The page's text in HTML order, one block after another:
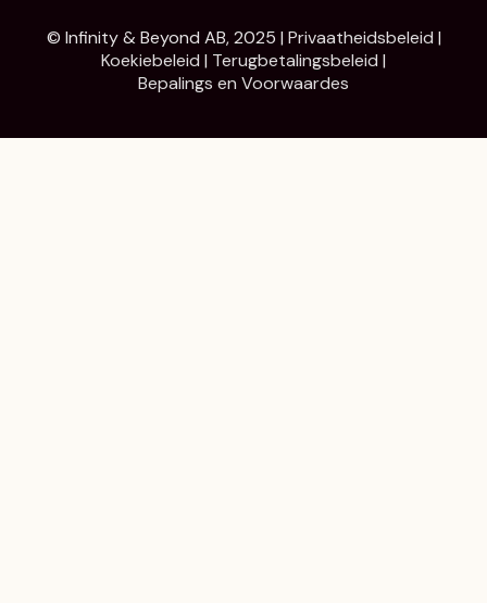
© Infinity & Beyond AB, 2025 | Privaatheidsbeleid |
Koekiebeleid | Terugbetalingsbeleid |
Bepalings en Voorwaardes